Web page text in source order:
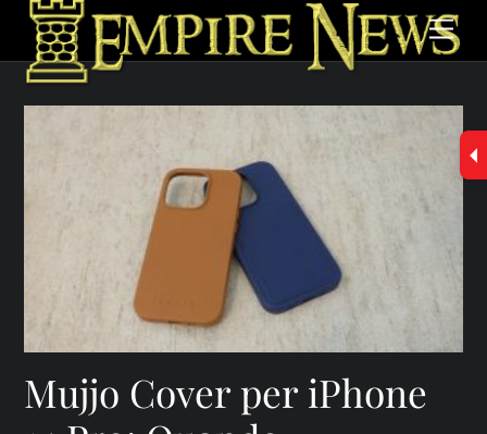
Skip
content
Mujjo Cover per iPhone